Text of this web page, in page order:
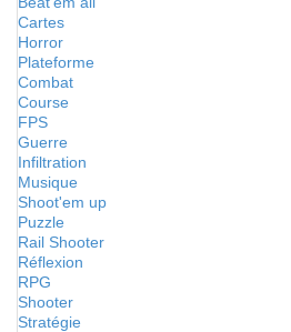
Cartes
Horror
Plateforme
Combat
Course
FPS
Guerre
Infiltration
Musique
Shoot'em up
Puzzle
Rail Shooter
Réflexion
RPG
Shooter
Stratégie